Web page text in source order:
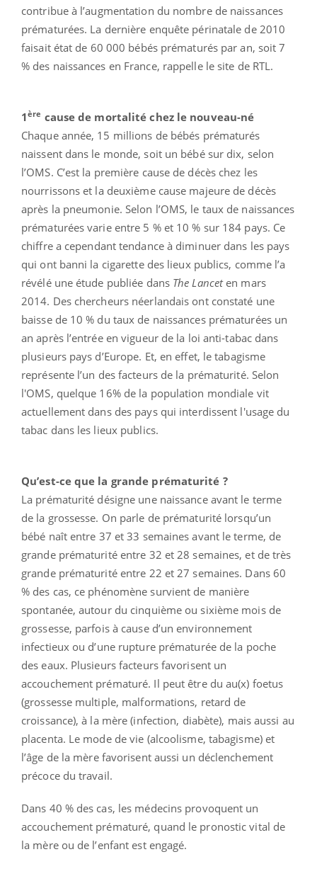
contribue à l’augmentation du nombre de naissances
prématurées. La dernière enquête périnatale de 2010
faisait état de 60 000 bébés prématurés par an, soit 7
% des naissances en France, rappelle le site de RTL.
1ère cause de mortalité chez le nouveau-né
Chaque année, 15 millions de bébés prématurés
naissent dans le monde, soit un bébé sur dix, selon
l’OMS. C’est la première cause de décès chez les
nourrissons et la deuxième cause majeure de décès
après la pneumonie. Selon l’OMS, le taux de naissances
prématurées varie entre 5 % et 10 % sur 184 pays. Ce
chiffre a cependant tendance à diminuer dans les pays
qui ont banni la cigarette des lieux publics, comme l’a
révélé une étude publiée dans The Lancet en mars
2014. Des chercheurs néerlandais ont constaté une
baisse de 10 % du taux de naissances prématurées un
an après l’entrée en vigueur de la loi anti-tabac dans
plusieurs pays d’Europe. Et, en effet, le tabagisme
représente l’un des facteurs de la prématurité. Selon
l'OMS, quelque 16% de la population mondiale vit
actuellement dans des pays qui interdissent l'usage du
tabac dans les lieux publics.
Qu’est-ce que la grande prématurité ?
La prématurité désigne une naissance avant le terme
de la grossesse. On parle de prématurité lorsqu’un
bébé naît entre 37 et 33 semaines avant le terme, de
grande prématurité entre 32 et 28 semaines, et de très
grande prématurité entre 22 et 27 semaines. Dans 60
% des cas, ce phénomène survient de manière
spontanée, autour du cinquième ou sixième mois de
grossesse, parfois à cause d’un environnement
infectieux ou d’une rupture prématurée de la poche
des eaux. Plusieurs facteurs favorisent un
accouchement prématuré. Il peut être du au(x) foetus
(grossesse multiple, malformations, retard de
croissance), à la mère (infection, diabète), mais aussi au
placenta. Le mode de vie (alcoolisme, tabagisme) et
l’âge de la mère favorisent aussi un déclenchement
précoce du travail.
Dans 40 % des cas, les médecins provoquent un
accouchement prématuré, quand le pronostic vital de
la mère ou de l’enfant est engagé.